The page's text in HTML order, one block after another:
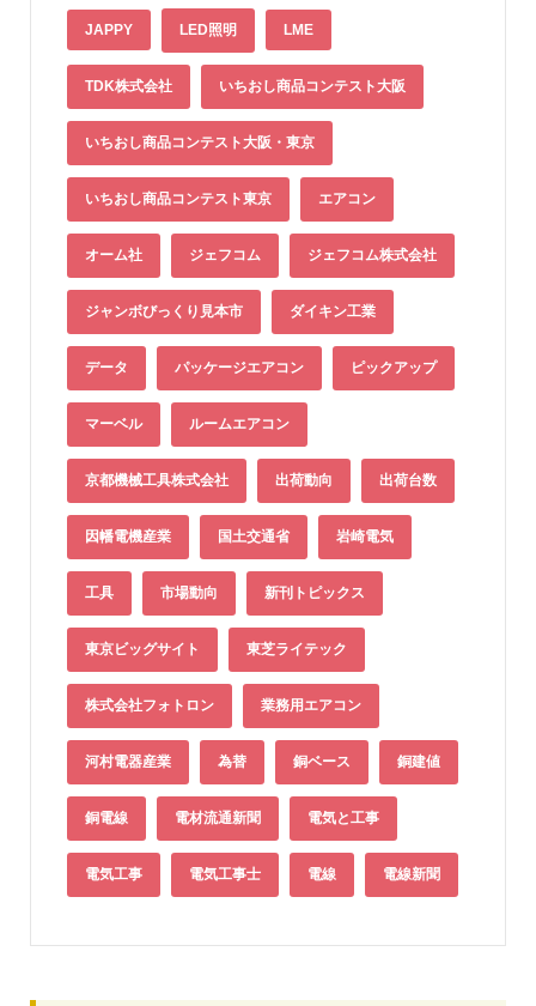
JAPPY LED照明 LME
TDK株式会社 いちおし商品コンテスト大阪
いちおし商品コンテスト大阪・東京
いちおし商品コンテスト東京 エアコン
オーム社 ジェフコム ジェフコム株式会社
ジャンボびっくり見本市 ダイキン工業
データ パッケージエアコン ピックアップ
マーベル ルームエアコン
京都機械工具株式会社 出荷動向 出荷台数
因幡電機産業 国土交通省 岩崎電気
工具 市場動向 新刊トピックス
東京ビッグサイト 東芝ライテック
株式会社フォトロン 業務用エアコン
河村電器産業 為替 銅ベース 銅建値
銅電線 電材流通新聞 電気と工事
電気工事 電気工事士 電線 電線新聞